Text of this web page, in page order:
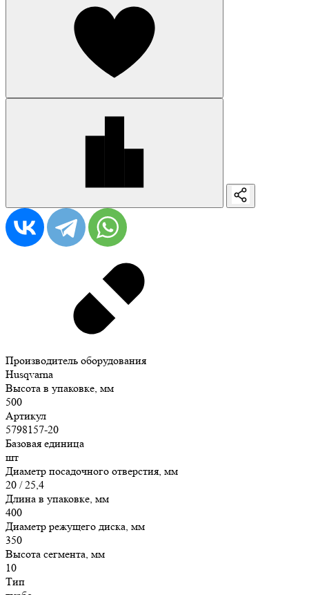
Производитель оборудования
Husqvarna
Высота в упаковке, мм
500
Артикул
5798157-20
Базовая единица
шт
Диаметр посадочного отверстия, мм
20 / 25,4
Длина в упаковке, мм
400
Диаметр режущего диска, мм
350
Высота сегмента, мм
10
Тип